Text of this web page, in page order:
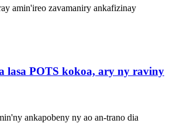
amin'ireo zavamaniry ankafizinay
POTS kokoa, ary ny raviny
ankapobeny ny ao an-trano dia